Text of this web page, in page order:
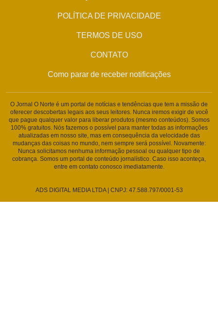
POLÍTICA DE PRIVACIDADE
TERMOS DE USO
CONTATO
Como parar de receber notificações
O Jornal O Norte é um portal de notícias e tendências que tem a missão de
oferecer descobertas legais aos seus leitores. Nunca iremos exigir de você
que pague qualquer valor para liberar produtos (mesmo conteúdos). Somos
100% gratuitos. Nós fazemos o possível para manter todas as informações
atualizadas em nosso site, mas em consequência da velocidade das
mudanças das coisas no mundo, nem sempre será possível. Novamente:
Nunca solicitamos nenhuma informação pessoal ou qualquer tipo de
cobrança. Somos um portal de conteúdo jornalístico. Caso isso aconteça,
entre em contato conosco imediatamente.
ADS DIGITAL MEDIA LTDA | CNPJ: 47.588.797/0001-53